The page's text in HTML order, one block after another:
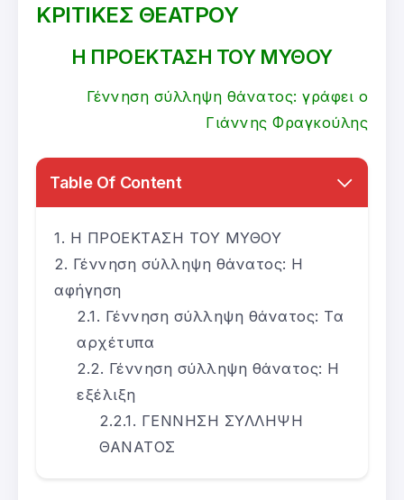
ΚΡΙΤΙΚΕΣ ΘΕΑΤΡΟΥ
Η ΠΡΟΕΚΤΑΣΗ ΤΟΥ ΜΥΘΟΥ
Γέννηση σύλληψη θάνατος: γράφει ο
Γιάννης Φραγκούλης
Table Of Content
Η ΠΡΟΕΚΤΑΣΗ ΤΟΥ ΜΥΘΟΥ
Γέννηση σύλληψη θάνατος: Η
αφήγηση
Γέννηση σύλληψη θάνατος: Τα
αρχέτυπα
Γέννηση σύλληψη θάνατος: Η
εξέλιξη
ΓΕΝΝΗΣΗ ΣΥΛΛΗΨΗ
ΘΑΝΑΤΟΣ